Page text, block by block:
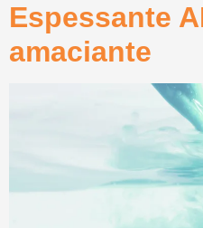
Espessante
amaciante